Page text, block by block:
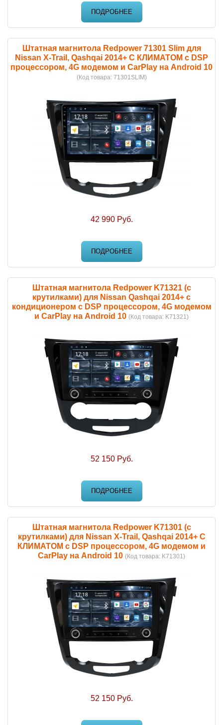
ПОДРОБНЕЕ
Штатная магнитола Redpower 71301 Slim для
Nissan X-Trail, Qashqai 2014+ С КЛИМАТОМ с DSP
процессором, 4G модемом и CarPlay на Android 10
(Код товара: 71301SLIM)
42 990 Руб.
ПОДРОБНЕЕ
Штатная магнитола Redpower K71321 (с
крутилками) для Nissan Qashqai 2014+ с
кондиционером с DSP процессором, 4G модемом
и CarPlay на Android 10 (Код товара: K71321)
52 150 Руб.
ПОДРОБНЕЕ
Штатная магнитола Redpower K71301 (с
крутилками) для Nissan X-Trail, Qashqai 2014+ С
КЛИМАТОМ с DSP процессором, 4G модемом и
CarPlay на Android 10 (Код товара: K71301)
52 150 Руб.